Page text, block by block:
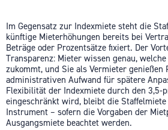
Im Gegensatz zur Indexmiete steht die
künftige Mieterhöhungen bereits bei
Beträge oder Prozentsätze fixiert. Der
Transparenz: Mieter wissen genau,
zukommt, und Sie als Vermieter genießen
administrativen Aufwand für spätere
Flexibilität der Indexmiete durch den 3,5-
eingeschränkt wird, bleibt die
Instrument – sofern die Vorgaben der
Ausgangsmiete beachtet werden.